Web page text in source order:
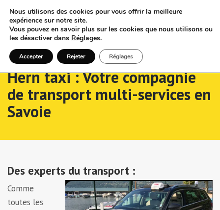
Hern taxi : Votre compagnie
de transport multi-services en
Savoie
Des experts du transport :
Comme
toutes les
Nous utilisons des cookies pour vous offrir la meilleure
expérience sur notre site.
Vous pouvez en savoir plus sur les cookies que nous utilisons ou
les désactiver dans Réglages.
Accepter Rejeter Réglages